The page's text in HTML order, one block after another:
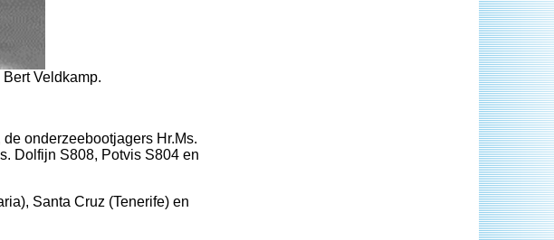
Veldkamp.
onderzeebootjagers Hr.Ms.
Dolfijn S808, Potvis S804 en
Santa Cruz (Tenerife) en